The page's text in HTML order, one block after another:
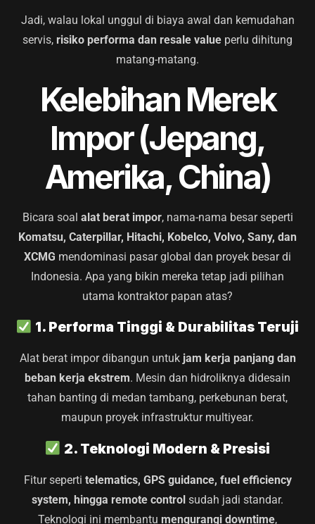
Jadi, walau lokal unggul di biaya awal dan kemudahan
servis, risiko performa dan resale value perlu dihitung
matang-matang.
Kelebihan Merek
Impor (Jepang,
Amerika, China)
Bicara soal alat berat impor, nama-nama besar seperti
Komatsu, Caterpillar, Hitachi, Kobelco, Volvo, Sany, dan
XCMG mendominasi pasar global dan proyek besar di
Indonesia. Apa yang bikin mereka tetap jadi pilihan
utama kontraktor papan atas?
1. Performa Tinggi & Durabilitas Teruji
Alat berat impor dibangun untuk jam kerja panjang dan
beban kerja ekstrem. Mesin dan hidroliknya didesain
tahan banting di medan tambang, perkebunan berat,
maupun proyek infrastruktur multiyear.
2. Teknologi Modern & Presisi
Fitur seperti telematics, GPS guidance, fuel efficiency
system, hingga remote control sudah jadi standar.
Teknologi ini membantu mengurangi downtime,